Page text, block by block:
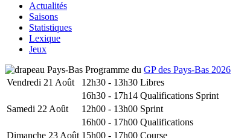
Actualités
Saisons
Statistiques
Lexique
Jeux
Programme du GP des Pays-Bas 2026
Vendredi 21 Août
12h30 - 13h30 Libres
16h30 - 17h14 Qualifications Sprint
Samedi 22 Août
12h00 - 13h00 Sprint
16h00 - 17h00 Qualifications
Dimanche 23 Août 15h00 - 17h00 Course